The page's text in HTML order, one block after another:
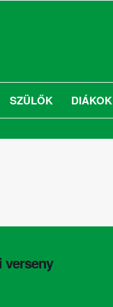
SZÜLŐK DIÁKOK
verseny